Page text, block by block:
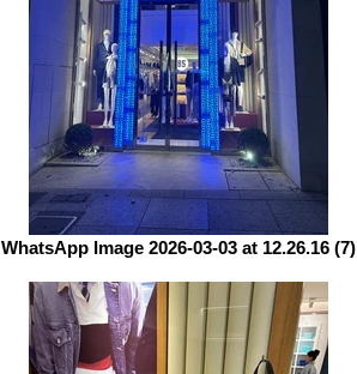
WhatsApp Image 2026-03-03 at 12.26.16 (7)